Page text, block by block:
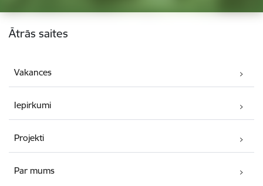
Kājene
Ātrās saites
Vakances
Iepirkumi
Projekti
Par mums